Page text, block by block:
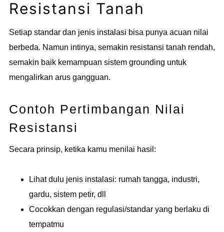
Resistansi Tanah
Setiap standar dan jenis instalasi bisa punya acuan nilai
berbeda. Namun intinya, semakin resistansi tanah rendah,
semakin baik kemampuan sistem grounding untuk
mengalirkan arus gangguan.
Contoh Pertimbangan Nilai
Resistansi
Secara prinsip, ketika kamu menilai hasil:
Lihat dulu jenis instalasi: rumah tangga, industri,
gardu, sistem petir, dll
Cocokkan dengan regulasi/standar yang berlaku di
tempatmu